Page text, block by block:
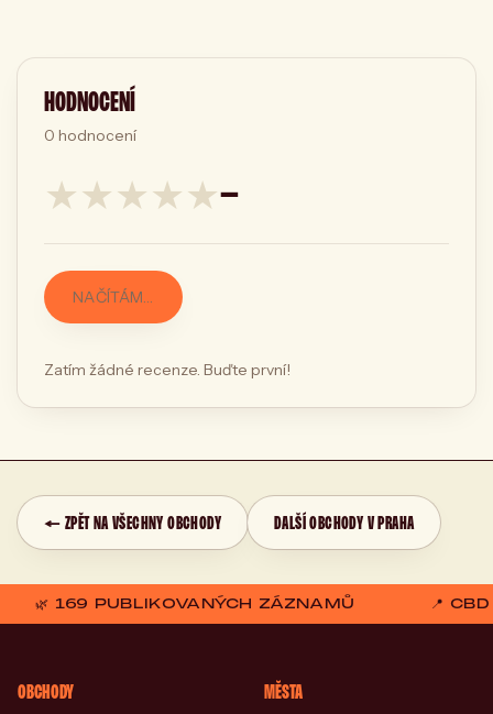
HODNOCENÍ
0 hodnocení
★★★★★—
NAČÍTÁM…
Zatím žádné recenze. Buďte první!
← ZPĚT NA VŠECHNY OBCHODY DALŠÍ OBCHODY V PRAHA
🌿 169 PUBLIKOVANÝCH ZÁZNAMŮ 📍
OBCHODY MĚSTA